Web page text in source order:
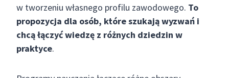
w tworzeniu własnego profilu zawodowego. To
propozycja dla osób, które szukają wyzwań i
chcą łączyć wiedzę z różnych dziedzin w
praktyce.